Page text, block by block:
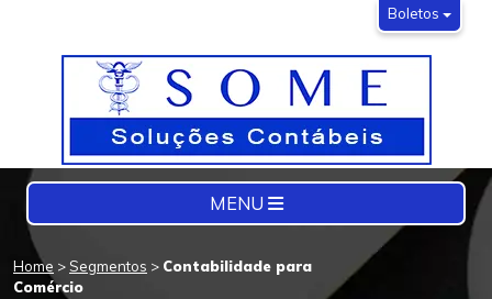
MENU
Boletos
Home > Segmentos > Contabilidade para
Comércio